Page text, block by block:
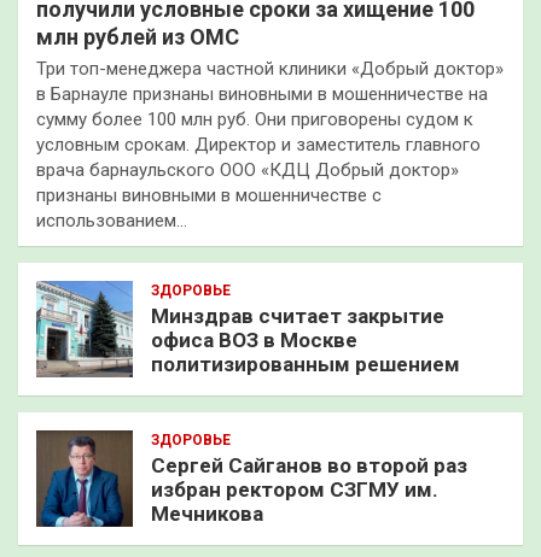
получили условные сроки за хищение 100
млн рублей из ОМС
Три топ-менеджера частной клиники «Добрый доктор»
в Барнауле признаны виновными в мошенничестве на
сумму более 100 млн руб. Они приговорены судом к
условным срокам. Директор и заместитель главного
врача барнаульского ООО «КДЦ Добрый доктор»
признаны виновными в мошенничестве с
использованием…
ЗДОРОВЬЕ
Минздрав считает закрытие
офиса ВОЗ в Москве
политизированным решением
ЗДОРОВЬЕ
Сергей Сайганов во второй раз
избран ректором СЗГМУ им.
Мечникова